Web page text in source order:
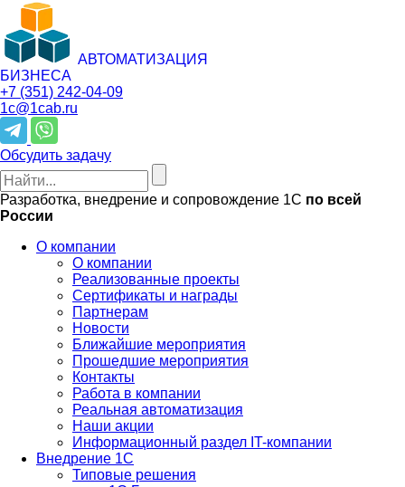
АВТОМАТИЗАЦИЯ
БИЗНЕСА
+7 (351) 242-04-09
1c@1cab.ru
Обсудить задачу
Разработка, внедрение и сопровождение 1С по всей
России
О компании
О компании
Реализованные проекты
Сертификаты и награды
Партнерам
Новости
Ближайшие мероприятия
Прошедшие мероприятия
Контакты
Работа в компании
Реальная автоматизация
Наши акции
Информационный раздел IT-компании
Внедрение 1С
Типовые решения